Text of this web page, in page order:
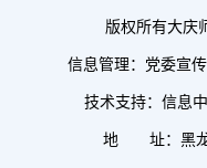
版权所有大
信息管理：党委宣
技术支持：信
地 址：黑龙